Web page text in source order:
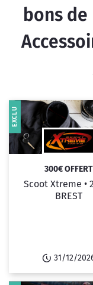
bons
300€ OFFERT
Scoot Xtreme •
BREST
31/12/
EXCLU